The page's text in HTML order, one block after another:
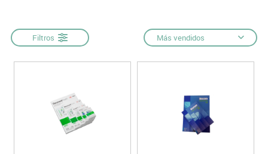
Filtros Más vendidos